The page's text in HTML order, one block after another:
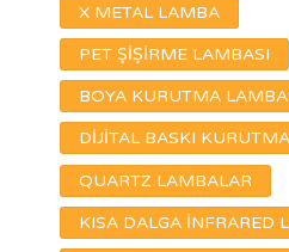
X METAL LAMBA
PET ŞİŞİRME LAMBASI
BOYA KURUTMA
DİJİTAL BASKI
QUARTZ LAMBALAR
KISA DALGA İNFRARED